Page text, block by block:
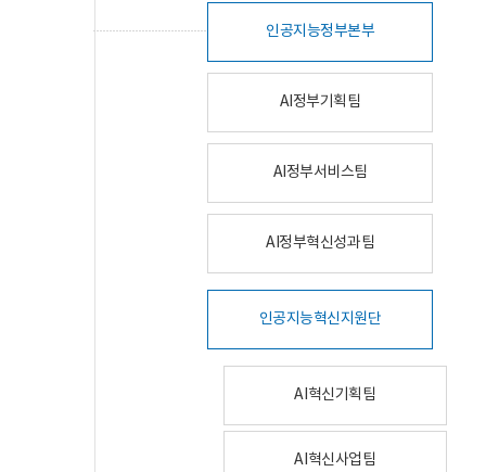
인공지능정부본부
AI정부기획팀
AI정부서비스팀
AI정부혁신성과팀
인공지능혁신지원단
AI혁신기획팀
AI혁신사업팀